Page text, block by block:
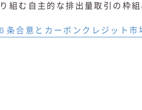
組む自主的な排出量取引の枠
６条合意とカーボンクレジット市